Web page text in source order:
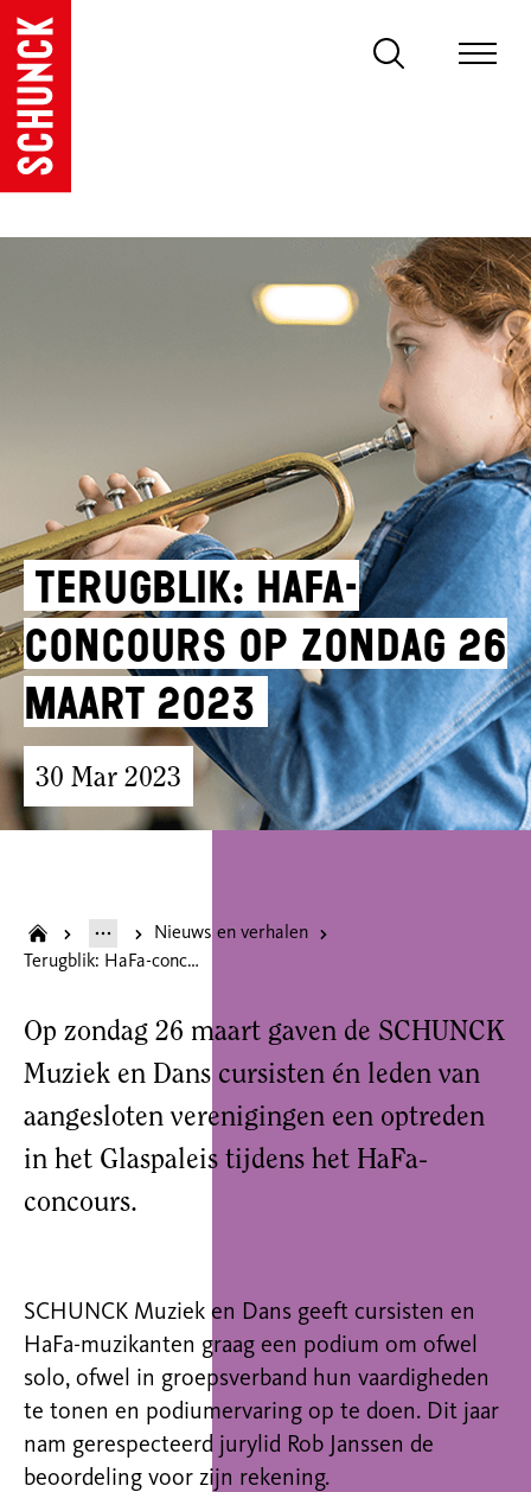
Terugblik: HaFa-
concours op zondag 26
maart 2023
30 Mar 2023
Nieuws en verhalen
Terugblik: HaFa-concours op zondag 26 maart 2023
Op zondag 26 maart gaven de SCHUNCK
Muziek en Dans cursisten én leden van
aangesloten verenigingen een optreden
in het Glaspaleis tijdens het HaFa-
concours.
SCHUNCK Muziek en Dans geeft cursisten en
HaFa-muzikanten graag een podium om ofwel
solo, ofwel in groepsverband hun vaardigheden
te tonen en podiumervaring op te doen. Dit jaar
nam gerespecteerd jurylid Rob Janssen de
beoordeling voor zijn rekening.